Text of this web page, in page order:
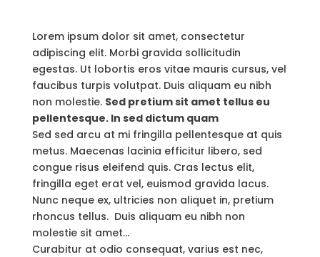
Lorem ipsum dolor sit amet, consectetur
adipiscing elit. Morbi gravida sollicitudin
egestas. Ut lobortis eros vitae mauris cursus, vel
faucibus turpis volutpat. Duis aliquam eu nibh
non molestie. Sed pretium sit amet tellus eu
pellentesque. In sed dictum quam
Sed sed arcu at mi fringilla pellentesque at quis
metus. Maecenas lacinia efficitur libero, sed
congue risus eleifend quis. Cras lectus elit,
fringilla eget erat vel, euismod gravida lacus.
Nunc neque ex, ultricies non aliquet in, pretium
rhoncus tellus. Duis aliquam eu nibh non
molestie sit amet…
Curabitur at odio consequat, varius est nec,